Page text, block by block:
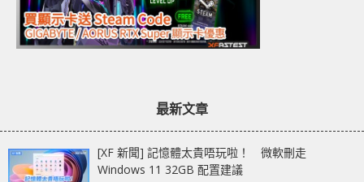
最新文章
[XF 新聞] 記憶體太貴唔玩啦！ 微軟刪走
Windows 11 32GB 配置建議